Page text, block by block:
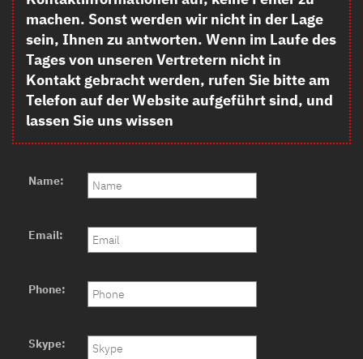
machen. Sonst werden wir nicht in der Lage
sein, Ihnen zu antworten. Wenn im Laufe des
Tages von unseren Vertretern nicht in
Kontakt gebracht werden, rufen Sie bitte am
Telefon auf der Website aufgeführt sind, und
lassen Sie uns wissen
Name:
Email:
Phone:
Skype: